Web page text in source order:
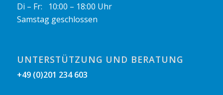
Di – Fr: 10:00 – 18:00 Uhr
Samstag geschlossen
UNTERSTÜTZUNG UND BERATUNG
+49 (0)201 234 603